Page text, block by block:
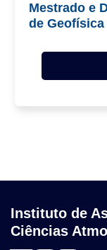
Mestrado e
de Geofísica
Instituto de
Ciências